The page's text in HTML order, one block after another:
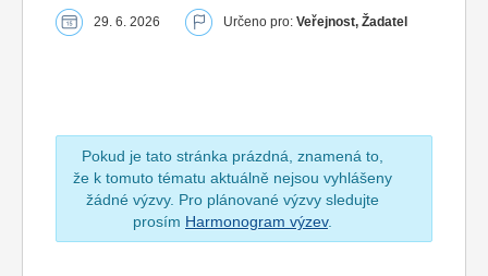
29. 6. 2026 Určeno pro: Veřejnost, Žadatel
Pokud je tato stránka prázdná, znamená to,
že k tomuto tématu aktuálně nejsou vyhlášeny
žádné výzvy. Pro plánované výzvy sledujte
prosím Harmonogram výzev.